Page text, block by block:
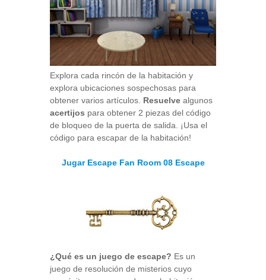
Explora cada rincón de la habitación y
explora ubicaciones sospechosas para
obtener varios artículos. Resuelve algunos
acertijos para obtener 2 piezas del código
de bloqueo de la puerta de salida. ¡Usa el
código para escapar de la habitación!
Jugar Escape Fan Room 08 Escape
¿Qué es un juego de escape? Es un
juego de resolución de misterios cuyo